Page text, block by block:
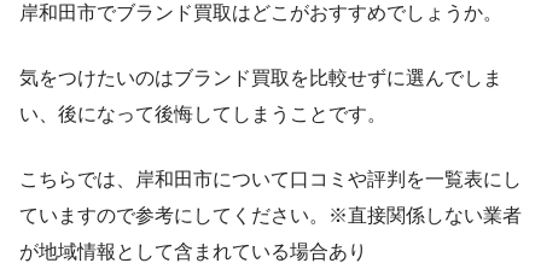
岸和田市でブランド買取はどこがおすすめでしょうか。
気をつけたいのはブランド買取を比較せずに選んでしま
い、後になって後悔してしまうことです。
こちらでは、岸和田市について口コミや評判を一覧表にし
ていますので参考にしてください。※直接関係しない業者
が地域情報として含まれている場合あり